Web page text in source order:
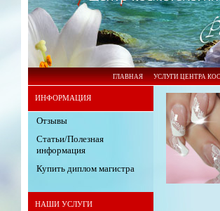
ГЛАВНАЯ УСЛУГИ ЦЕНТРА
ИНФОРМАЦИЯ
Отзывы
Статьи/Полезная
информация
Купить диплом магистра
НАШИ УСЛУГИ